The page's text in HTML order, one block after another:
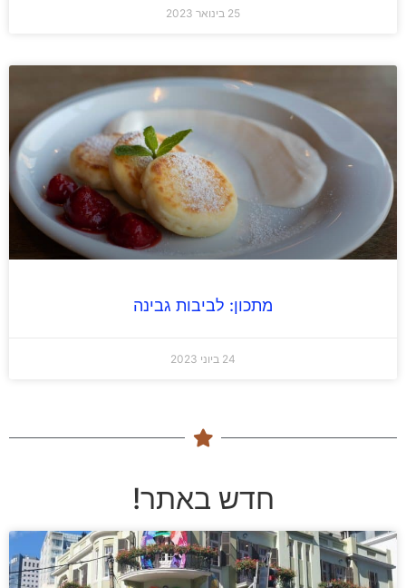
מתכון: לביבות גבינה
חדש באתר!